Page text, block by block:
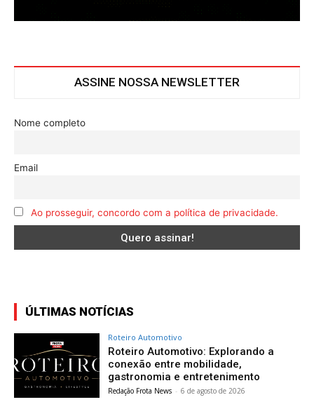
ASSINE NOSSA NEWSLETTER
Nome completo
Email
Ao prosseguir, concordo com a política de privacidade.
ÚLTIMAS NOTÍCIAS
Roteiro Automotivo
Roteiro Automotivo: Explorando a
conexão entre mobilidade,
gastronomia e entretenimento
Redação Frota News - 6 de agosto de 2026